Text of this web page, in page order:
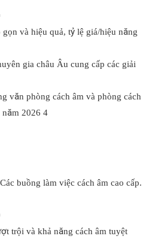
và hiệu quả, tỷ lệ giá/hiệu năng
gia châu Âu cung cấp các giải
buồng làm việc cách âm cao cấp.
trội và khả năng cách âm tuyệt